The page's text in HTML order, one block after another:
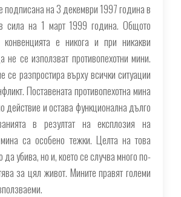
подписана на 3 декември 1997 година в
сила на 1 март 1999 година. Общото
е никога и при никакви
не се използват противопехотни мини.
се разпростира върху всички ситуации
Поставената противопехотна мина
действие и остава функционална дълго
в резултат на експлозия на
мина са особено тежки. Целта на това
убива, но и, което се случва много по-
за цял живот. Мините правят големи